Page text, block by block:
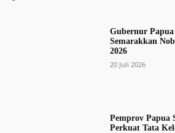
Gubernur
Semarakkan
2026
20 Juli 2026
Pemprov Papua
Perkuat Tata